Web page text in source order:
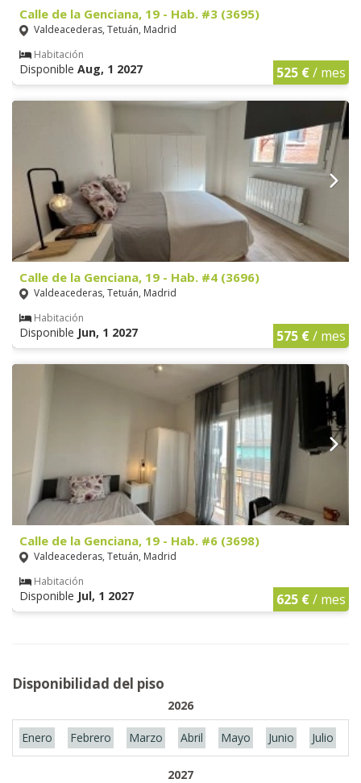
Calle de la Genciana, 19 - Hab. #3 (3695)
Valdeacederas, Tetuán, Madrid
Habitación
Disponible Aug, 1 2027 525 €/ mes
Calle de la Genciana, 19 - Hab. #4 (3696)
Valdeacederas, Tetuán, Madrid
Habitación
Disponible Jun, 1 2027 575 €/ mes
Calle de la Genciana, 19 - Hab. #6 (3698)
Valdeacederas, Tetuán, Madrid
Habitación
Disponible Jul, 1 2027 625 €/ mes
Disponibilidad del piso
2026
Enero Febrero Marzo Abril Mayo Junio Julio
2027